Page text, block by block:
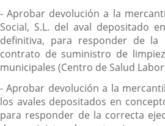
- Aprobar devolución a la
Social, S.L. del aval depositado
definitiva, para responder de la
contrato de suministro de
municipales (Centro de Salud
- Aprobar devolución a la
los avales depositados en
para responder de la correcta